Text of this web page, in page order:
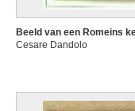
Beeld van een Romeins
Cesare Dandolo